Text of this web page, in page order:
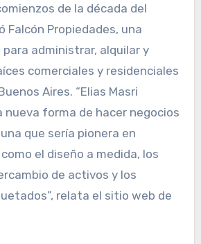
de la década del
Falcón Propiedades, una
administrar, alquilar y
comerciales y residenciales
Aires. “Elias Masri
nueva forma de hacer negocios
que sería pionera en
el diseño a medida, los
de activos y los
relata el sitio web de